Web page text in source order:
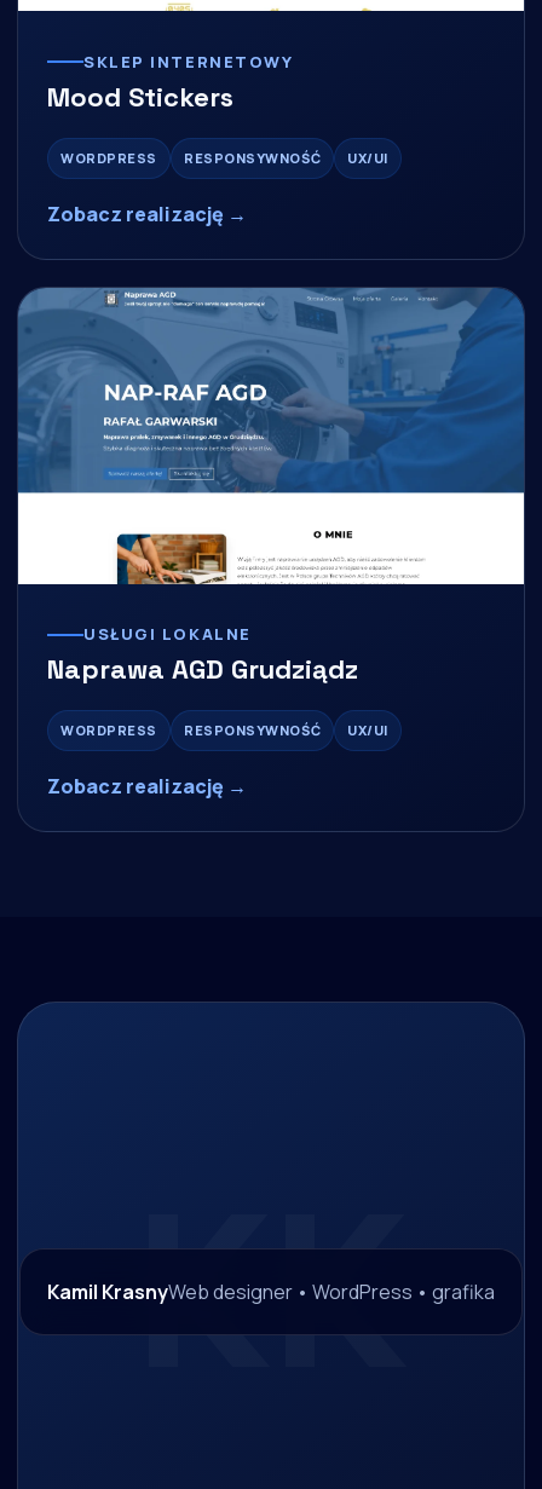
SKLEP INTERNETOWY
Mood Stickers
WORDPRESS RESPONSYWNOŚĆ UX/UI
Zobacz realizację →
USŁUGI LOKALNE
Naprawa AGD Grudziądz
WORDPRESS RESPONSYWNOŚĆ UX/UI
Zobacz realizację →
Kamil KrasnyWeb designer • WordPress • grafika